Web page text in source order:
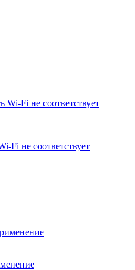
Fi не соответствует